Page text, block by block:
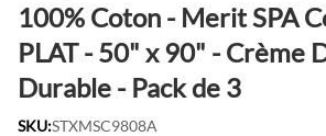
100% Coton - Merit SPA
PLAT - 50" x 90" - Crème
Durable - Pack de 3
SKU:STXMSC9808A